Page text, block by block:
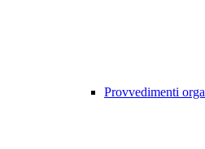
Provvedimenti